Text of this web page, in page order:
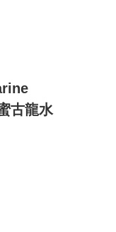
古龍水